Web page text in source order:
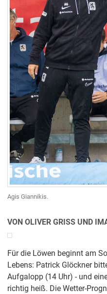
Agis Giannikis.
VON OLIVER GRISS UND
Für die Löwen beginnt am
Lebens: Patrick Glöckner
Aufgalopp (14 Uhr) - und
richtig heiß. Die Wetter-